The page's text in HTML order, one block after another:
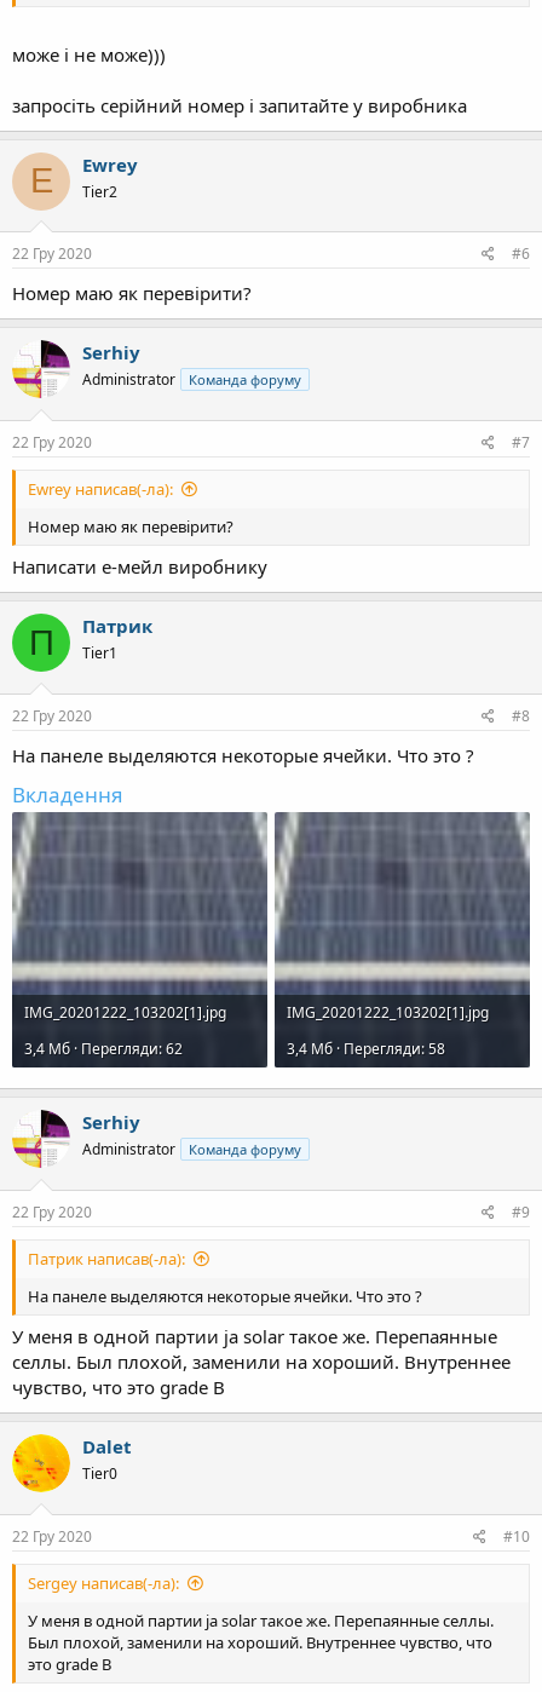
може і не може)))
запросіть серійний номер і запитайте у виробника
E Ewrey
Tier2
22 Гру 2020 #6
Номер маю як перевірити?
Serhiy
Administrator Команда форуму
22 Гру 2020 #7
Ewrey написав(-ла):
Номер маю як перевірити?
Написати е-мейл виробнику
П Патрик
Tier1
22 Гру 2020 #8
На панеле выделяются некоторые ячейки. Что это ?
Вкладення
IMG_20201222_103202[1].jpg
3,4 Mб · Перегляди: 62
IMG_20201222_103202[1].jpg
3,4 Mб · Перегляди: 58
Serhiy
Administrator Команда форуму
22 Гру 2020 #9
Патрик написав(-ла):
На панеле выделяются некоторые ячейки. Что это ?
У меня в одной партии ja solar такое же. Перепаянные
селлы. Был плохой, заменили на хороший. Внутреннее
чувство, что это grade B
Dalet
Tier0
22 Гру 2020 #10
Sergey написав(-ла):
У меня в одной партии ja solar такое же. Перепаянные селлы.
Был плохой, заменили на хороший. Внутреннее чувство, что
это grade B